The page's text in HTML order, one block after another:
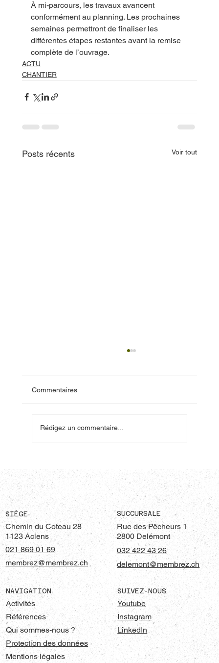
À mi-parcours, les travaux avancent
conformément au planning. Les prochaines
semaines permettront de finaliser les
différentes étapes restantes avant la remise
complète de l’ouvrage.
ACTU
CHANTIER
Posts récents Voir tout
départements du GC et de la VF unissent
leurs forces.
Commentaires
Rédigez un commentaire...
SIÈGE
Chemin du Coteau 28
1123 Aclens
021 869 01 69
membrez@membrez.ch
SUCCURSALE
Rue des Pêcheurs 1
2800 Delémont
032 422 43 26
delemont@membrez.ch
NAVIGATION
Activités
Références
Qui sommes-nous ?
Protection des données
Mentions légales
SUIVEZ-NOUS
Youtube
Instagram
LinkedIn